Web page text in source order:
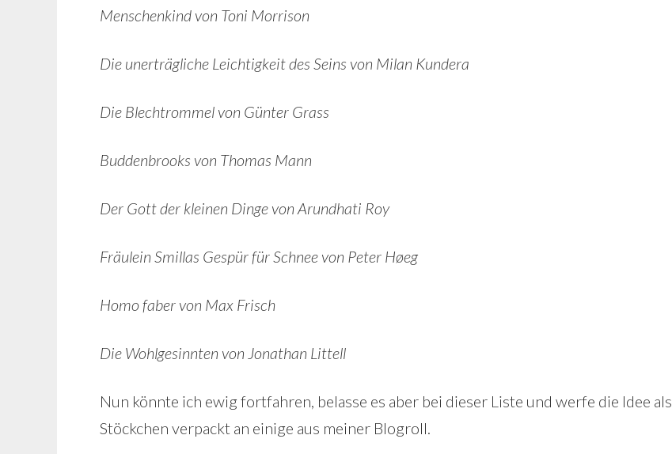
Menschenkind von Toni Morrison
Die unerträgliche Leichtigkeit des Seins von Milan Kundera
Die Blechtrommel von Günter Grass
Buddenbrooks von Thomas Mann
Der Gott der kleinen Dinge von Arundhati Roy
Fräulein Smillas Gespür für Schnee von Peter Høeg
Homo faber von Max Frisch
Die Wohlgesinnten von Jonathan Littell
Nun könnte ich ewig fortfahren, belasse es aber bei dieser Liste und werfe die Idee als
Stöckchen verpackt an einige aus meiner Blogroll.